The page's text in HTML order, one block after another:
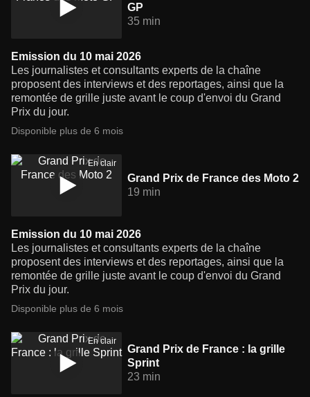
GP
35 min
Emission du 10 mai 2026
Les journalistes et consultants experts de la chaîne
proposent des interviews et des reportages, ainsi que la
remontée de grille juste avant le coup d'envoi du Grand
Prix du jour.
Disponible plus de 6 mois
En clair
Grand Prix de France des Moto 2
19 min
Emission du 10 mai 2026
Les journalistes et consultants experts de la chaîne
proposent des interviews et des reportages, ainsi que la
remontée de grille juste avant le coup d'envoi du Grand
Prix du jour.
Disponible plus de 6 mois
En clair
Grand Prix de France : la grille
Sprint
23 min